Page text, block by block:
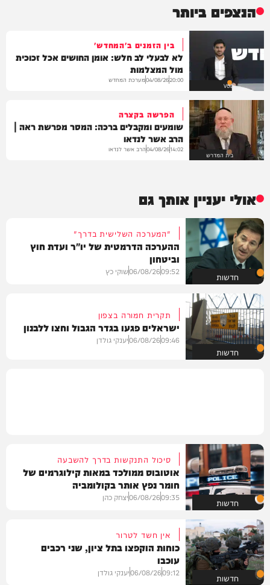
הנצפים ביותר
VOD
בין הזמנים ב'המחדש'
לא לבעלי לב חלש: אומן החושים אכל זכוכית
מול המצלמות
20:00
04/08/26מערכת המחדש
בית המדרש
הפרשה בקצרה
שומעים ומקבלים ברכה: המסר מפרשת ראה |
הרב אשר לנדאו
14:02
04/08/26הרב אשר לנדאו
אולי יעניין אותך גם
חדשות
"המערכה השלישית בדרך"
ההערכה הדרמטית של יו"ר ועדת חוץ
וביטחון
09:52
06/08/26שוקי כץ
חדשות
תקרית חמורה בצפון
ישראלים פגעו בגדר הגבול וחצו ללבנון
09:46
06/08/26יענקי גולדן
חדשות
סיכול התנקשות בדרך להשבעה
אוטובוס ממולכד במאות קילוגרמים של
חומר נפץ אותר בקולומביה
09:35
06/08/26יצחק כהן
חדשות
אין חשד לטרור
כוחות הוקפצו בתל ציון, שני רכבים
עוכבו
09:12
06/08/26יענקי גולדן